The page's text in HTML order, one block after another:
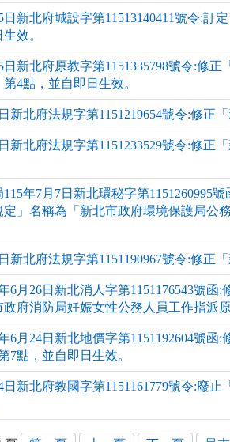
日新北府城設字第11513140411號令:
效。
日新北府原教字第1151335798號令:修
4點，並自即日生效。
新北府法規字第1151219654號令:修正
新北府法規字第1151233529號令:修正
年7月7日新北環秘字第1151260995
」名稱為「新北市政府環境保護局公
新北府法規字第1151190967號令:修正
6月26日新北消人字第1151176543號
府消防局妊娠女性公務人員工作指派
6月24日新北地價字第1151192604號
7點，並自即日生效。
日新北府教國字第1151161779號令:廢